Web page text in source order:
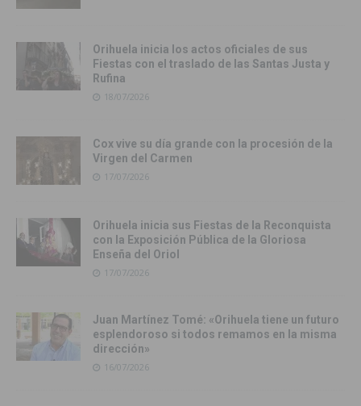
Orihuela inicia los actos oficiales de sus
Fiestas con el traslado de las Santas Justa y
Rufina
18/07/2026
Cox vive su día grande con la procesión de la
Virgen del Carmen
17/07/2026
Orihuela inicia sus Fiestas de la Reconquista
con la Exposición Pública de la Gloriosa
Enseña del Oriol
17/07/2026
Juan Martínez Tomé: «Orihuela tiene un futuro
esplendoroso si todos remamos en la misma
dirección»
16/07/2026